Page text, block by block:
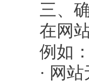
三、确
在网站
例如：
· 网站